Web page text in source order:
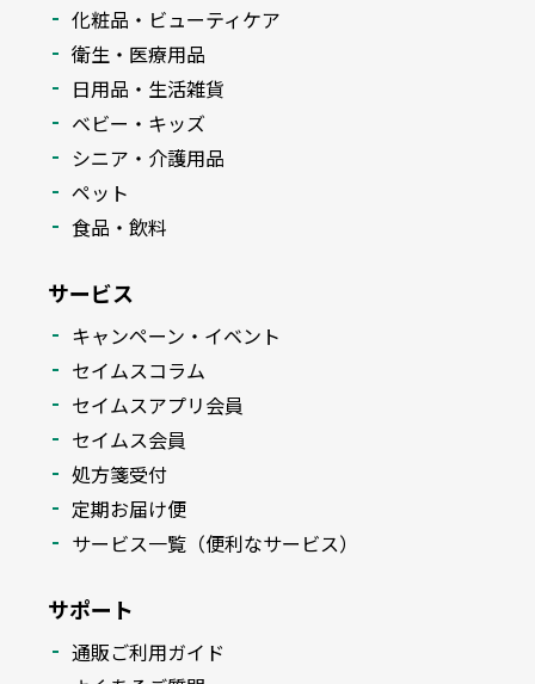
化粧品・ビューティケア
衛生・医療用品
日用品・生活雑貨
ベビー・キッズ
シニア・介護用品
ペット
食品・飲料
サービス
キャンペーン・イベント
セイムスコラム
セイムスアプリ会員
セイムス会員
処方箋受付
定期お届け便
サービス一覧（便利なサービス）
サポート
通販ご利用ガイド